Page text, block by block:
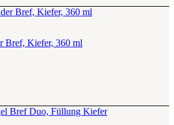
Bref, Kiefer, 360 ml